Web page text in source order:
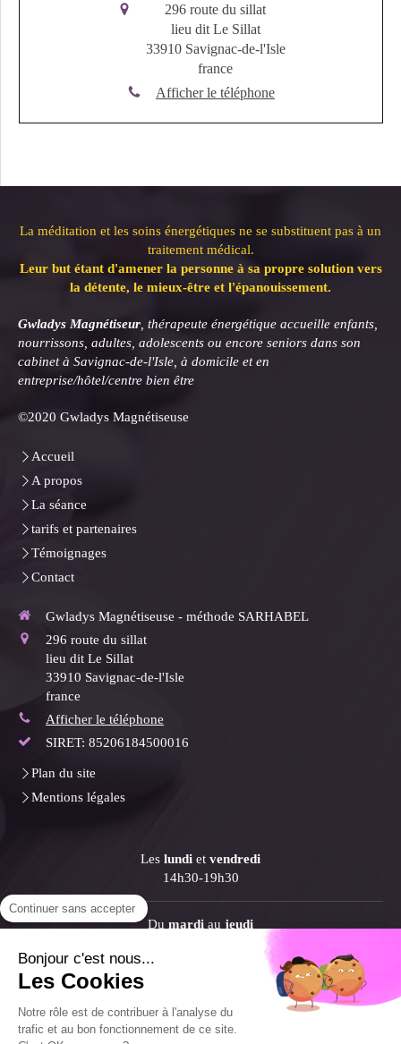
296 route du sillat
lieu dit Le Sillat
33910 Savignac-de-l'Isle
france
Afficher le téléphone
La méditation et les soins énergétiques ne se substituent pas à un
traitement médical.
Leur but étant d'amener la personne à sa propre solution vers
la détente, le mieux-être et l'épanouissement.
Gwladys Magnétiseur , thérapeute énergétique accueille enfants,
nourrissons, adultes, adolescents ou encore seniors dans son
cabinet à Savignac-de-l'Isle, à domicile et en
entreprise/hôtel/centre bien être
©2020 Gwladys Magnétiseuse
Accueil
A propos
La séance
tarifs et partenaires
Témoignages
Contact
Gwladys Magnétiseuse - méthode SARHABEL
296 route du sillat
lieu dit Le Sillat
33910 Savignac-de-l'Isle
france
Afficher le téléphone
SIRET: 85206184500016
Plan du site
Mentions légales
Les lundi et vendredi
14h30-19h30
Du mardi au jeudi
9h30-12h30
Continuer sans accepter
Bonjour c'est nous...
Les Cookies
Notre rôle est de contribuer à l'analyse du
trafic et au bon fonctionnement de ce site.